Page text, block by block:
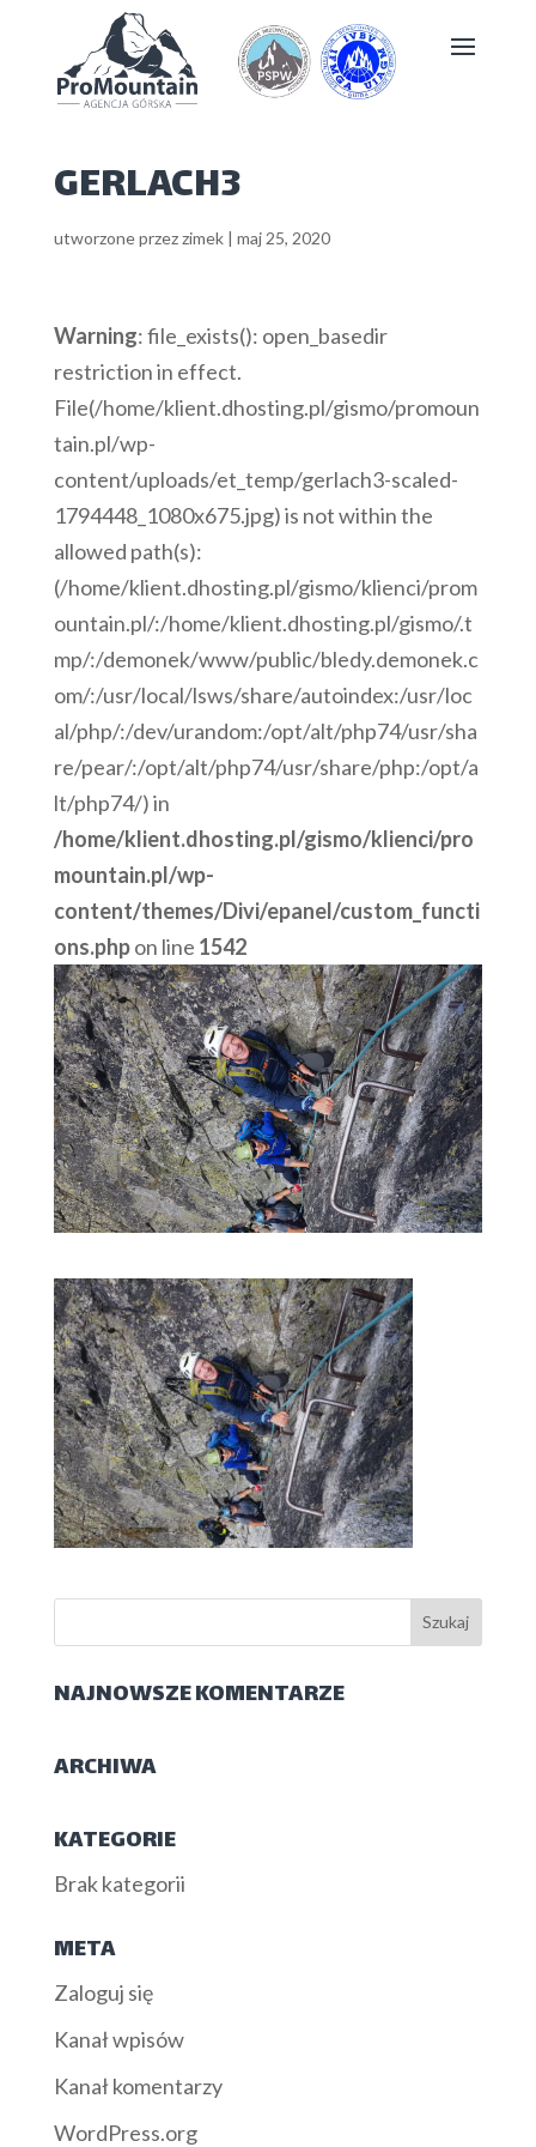
GERLACH3
utworzone przezzimek| maj 25, 2020
Warning: file_exists(): open_basedir
restriction in effect.
File(/home/klient.dhosting.pl/gismo/promoun
tain.pl/wp-
content/uploads/et_temp/gerlach3-scaled-
1794448_1080x675.jpg) is not within the
allowed path(s):
(/home/klient.dhosting.pl/gismo/klienci/prom
ountain.pl/:/home/klient.dhosting.pl/gismo/.t
mp/:/demonek/www/public/bledy.demonek.c
om/:/usr/local/lsws/share/autoindex:/usr/loc
al/php/:/dev/urandom:/opt/alt/php74/usr/sha
re/pear/:/opt/alt/php74/usr/share/php:/opt/a
lt/php74/) in
/home/klient.dhosting.pl/gismo/klienci/pro
mountain.pl/wp-
content/themes/Divi/epanel/custom_functi
ons.phpon line 1542
NAJNOWSZE KOMENTARZE
ARCHIWA
KATEGORIE
Brak kategorii
META
Zaloguj się
Kanał wpisów
Kanał komentarzy
WordPress.org